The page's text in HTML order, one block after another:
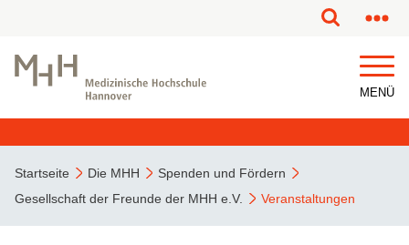
MENÜ
Startseite Die MHH
Spenden und Fördern
Gesellschaft der Freunde der MHH e.V.
Veranstaltungen